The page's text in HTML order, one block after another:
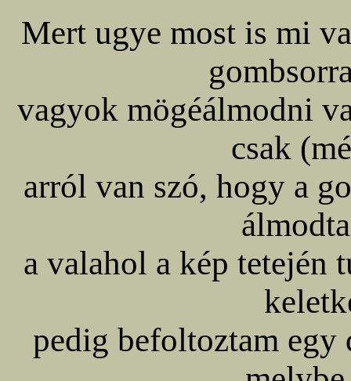
Mert ugye most is mi
vagyok mögéálmodni
csak
arról van szó, hogy a
a valahol a kép tetején
pedig befoltoztam